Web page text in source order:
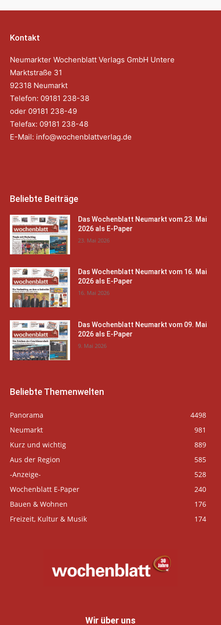
Kontakt
Neumarkter Wochenblatt Verlags GmbH Untere
Marktstraße 31
92318 Neumarkt
Telefon: 09181 238-38
oder 09181 238-49
Telefax: 09181 238-48
E-Mail: info@wochenblattverlag.de
Beliebte Beiträge
Das Wochenblatt Neumarkt vom 23. Mai
2026 als E-Paper
23. Mai 2026
Das Wochenblatt Neumarkt vom 16. Mai
2026 als E-Paper
16. Mai 2026
Das Wochenblatt Neumarkt vom 09. Mai
2026 als E-Paper
9. Mai 2026
Beliebte Themenwelten
Panorama
4498
Neumarkt
981
Kurz und wichtig
889
Aus der Region
585
-Anzeige-
528
Wochenblatt E-Paper
240
Bauen & Wohnen
176
Freizeit, Kultur & Musik
174
Wir über uns